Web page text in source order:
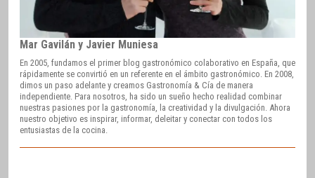
Mar Gavilán y Javier Muniesa
En 2005, fundamos el primer blog gastronómico colaborativo en España, que
rápidamente se convirtió en un referente en el ámbito gastronómico. En 2008,
dimos un paso adelante y creamos Gastronomía & Cía de manera
independiente. Para nosotros, ha sido un sueño hecho realidad combinar
nuestras pasiones por la gastronomía, la creatividad y la divulgación. Ahora
nuestro objetivo es inspirar, informar, deleitar y conectar con todos los
entusiastas de la cocina.